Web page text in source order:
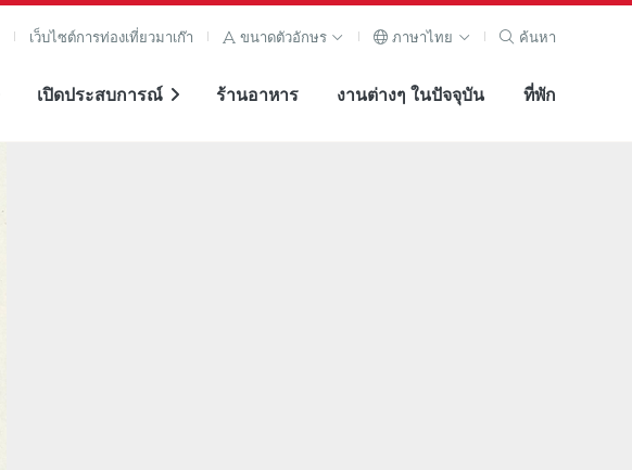
เว็บไซต์การท่องเที่ยวมาเก๊า ขนาดตัวอักษร ภาษาไทย ค้นหา
เปิดประสบการณ์ ร้านอาหาร งานต่างๆ ในปัจจุบัน ที่พัก